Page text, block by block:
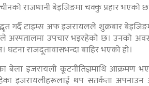
राजधानी बेइजिङमा चक्कु प्रहार भएको
गर्दै टाइम्स अफ इजरायलले शुक्रबार
अस्पतालमा उपचार भइरहेको छ। उनको
राजदूतावासभन्दा बाहिर भएको हो।
बेला इजरायली कूटनीतिज्ञमाथि आक्रमण
रहेका इजरायलीहरूलाई थप सतर्कता